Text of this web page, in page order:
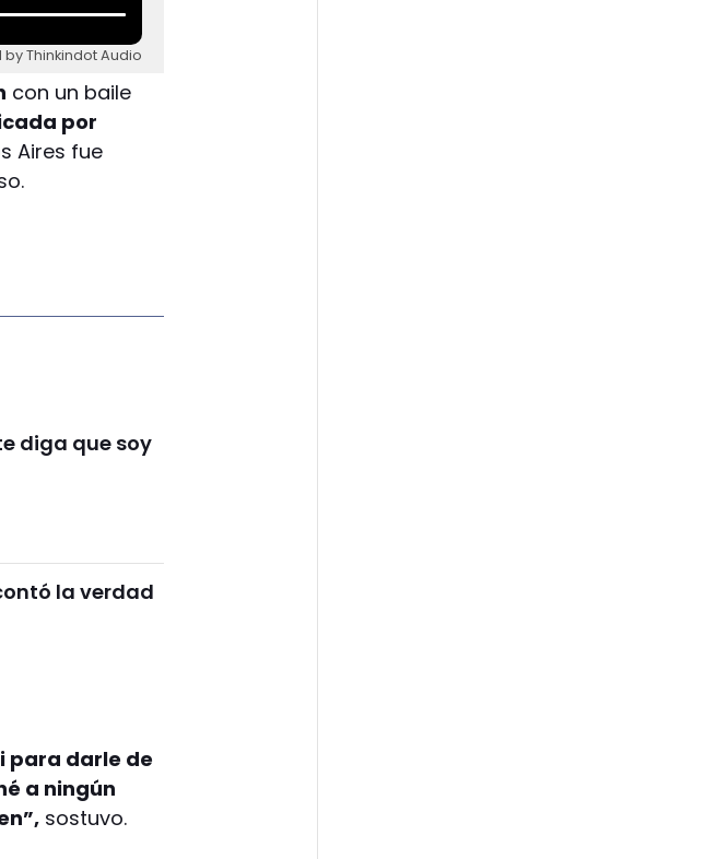
Thinkindot Audio
con un baile
por
Aires fue
diga que soy
la verdad
para darle de
a ningún
sostuvo.